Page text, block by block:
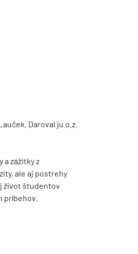
Daroval ju o.z.
a zážitky z
ale aj postrehy
život študentov
príbehov.